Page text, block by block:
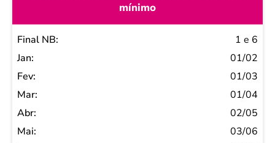
mínimo
Final
NB
Jan
Fev
Mar
Abr
1 e 6
01/02
01/03
01/04
02/05
03/06